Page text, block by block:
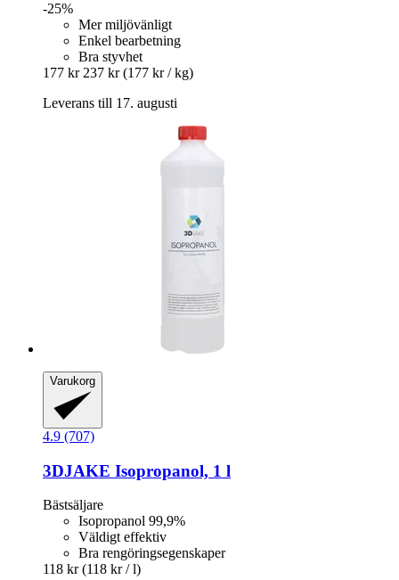
-25%
Mer miljövänligt
Enkel bearbetning
Bra styvhet
177 kr 237 kr (177 kr / kg)
Leverans till 17. augusti
Varukorg
4.9 (707)
3DJAKE Isopropanol, 1 l
Bästsäljare
Isopropanol 99,9%
Väldigt effektiv
Bra rengöringsegenskaper
118 kr (118 kr / l)